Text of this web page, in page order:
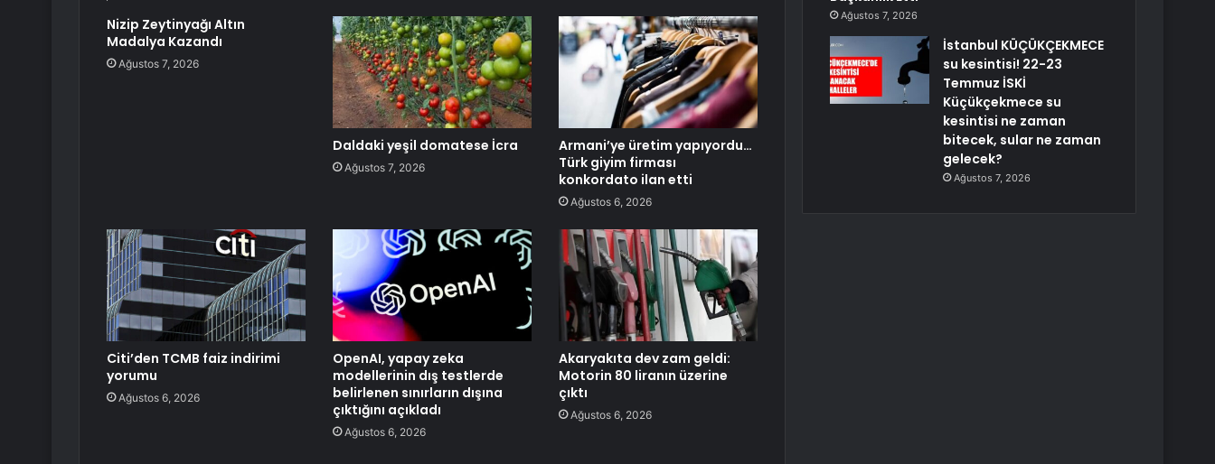
Nizip Zeytinyağı Altın
Madalya Kazandı
Ağustos 7, 2026
Daldaki yeşil domatese İcra
Ağustos 7, 2026
Armani’ye üretim yapıyordu…
Türk giyim firması
konkordato ilan etti
Ağustos 6, 2026
Citi’den TCMB faiz indirimi
yorumu
Ağustos 6, 2026
OpenAI, yapay zeka
modellerinin dış testlerde
belirlenen sınırların dışına
çıktığını açıkladı
Ağustos 6, 2026
Akaryakıta dev zam geldi:
Motorin 80 liranın üzerine
çıktı
Ağustos 6, 2026
Ağustos 7, 2026
İstanbul KÜÇÜKÇEKMECE
su kesintisi! 22-23
Temmuz İSKİ
Küçükçekmece su
kesintisi ne zaman
bitecek, sular ne zaman
gelecek?
Ağustos 7, 2026